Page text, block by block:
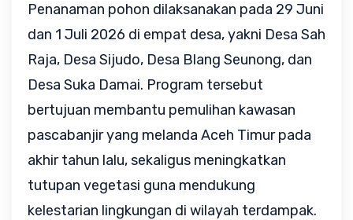
Penanaman pohon dilaksanakan pada 29 Juni
dan 1 Juli 2026 di empat desa, yakni Desa Sah
Raja, Desa Sijudo, Desa Blang Seunong, dan
Desa Suka Damai. Program tersebut
bertujuan membantu pemulihan kawasan
pascabanjir yang melanda Aceh Timur pada
akhir tahun lalu, sekaligus meningkatkan
tutupan vegetasi guna mendukung
kelestarian lingkungan di wilayah terdampak.